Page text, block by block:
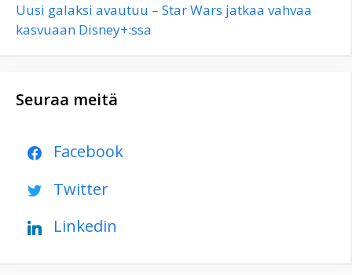
Uusi galaksi avautuu – Star Wars jatkaa vahvaa
kasvuaan Disney+:ssa
Seuraa meitä
Facebook
Twitter
Linkedin